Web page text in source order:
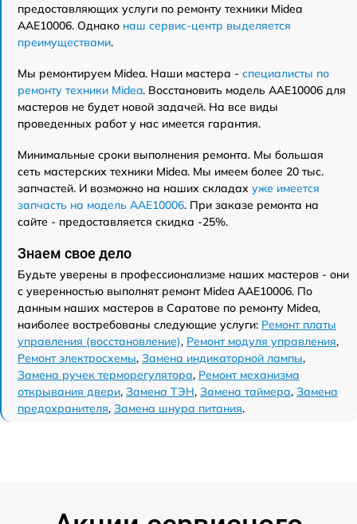
предоставляющих услуги по ремонту техники Midea
AAE10006. Однако наш сервис-центр выделяется
преимуществами.
Мы ремонтируем Midea. Наши мастера - специалисты по
ремонту техники Midea. Восстановить модель AAE10006 для
мастеров не будет новой задачей. На все виды
проведенных работ у нас имеется гарантия.
Минимальные сроки выполнения ремонта. Мы большая
сеть мастерских техники Midea. Мы имеем более 20 тыс.
запчастей. И возможно на наших складах уже имеется
запчасть на модель AAE10006. При заказе ремонта на
сайте - предоставляется скидка -25%.
Знаем свое дело
Будьте уверены в профессионализме наших мастеров - они
с уверенностью выполнят ремонт Midea AAE10006. По
данным наших мастеров в Саратове по ремонту Midea,
наиболее востребованы следующие услуги: Ремонт платы
управления (восстановление), Ремонт модуля управления,
Ремонт электросхемы, Замена индикаторной лампы,
Замена ручек терморегулятора, Ремонт механизма
открывания двери, Замена ТЭН, Замена таймера, Замена
предохранителя, Замена шнура питания.